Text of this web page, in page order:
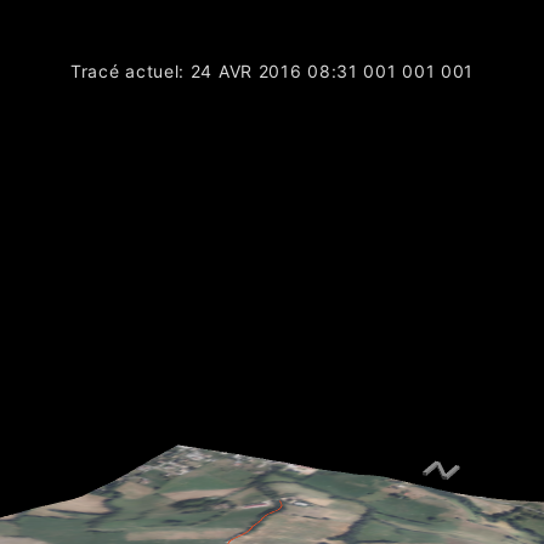
Tracé actuel: 24 AVR 2016 08:31 001 001 001